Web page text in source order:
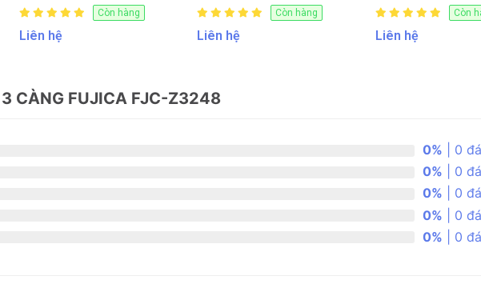
Còn hàng
Liên hệ
Còn hàng
Liên hệ
Còn
Liên hệ
3 CÀNG FUJICA FJC-Z3248
0% | 0
0% | 0
0% | 0
0% | 0
0% | 0